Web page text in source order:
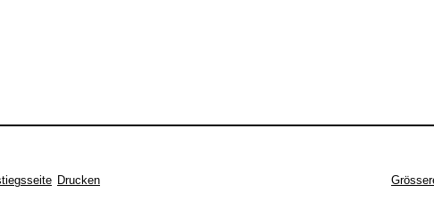
Drucken